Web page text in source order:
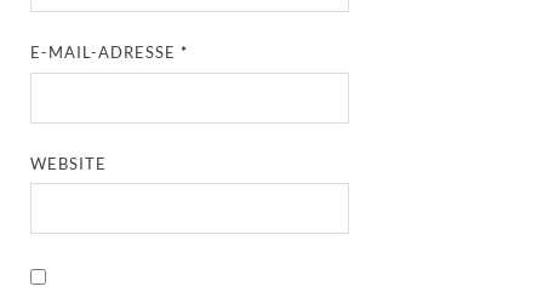
E-MAIL-ADRESSE*
WEBSITE